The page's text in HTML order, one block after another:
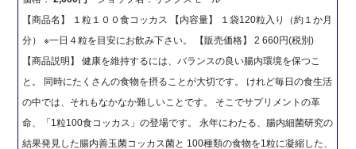
【商品名】 １粒１００食コッカス 【内容量】 １袋120粒入り（約１か月
分） ※一日４粒を目安にお飲み下さい。 【販売価格】 2 660円(税別)
【商品説明】 健康を維持するには、バランスの良い腸内環境を保つこ
と。 同時にたくさんの食物を摂ることが大切です。 けれど毎日の食生活
の中では、それもなかなか難しいことです。 そこでサプリメントの革
命、「1粒100食コッカス」の登場です。 永年にわたる、腸内細菌研究の
結果発見した腸内善玉菌コッカス菌と 100種類の食物を1粒に凝縮した、